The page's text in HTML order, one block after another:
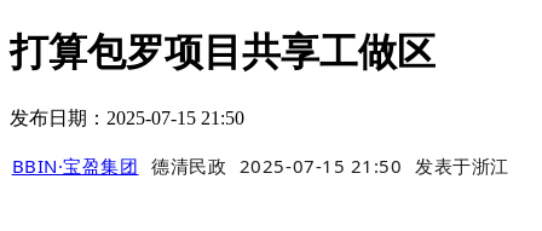
打算包罗项目共享工做区
发布日期：2025-07-15 21:50
BBIN·宝盈集团 德清民政 2025-07-15 21:50 发表于浙江